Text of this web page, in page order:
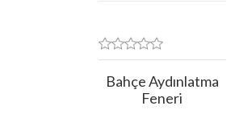
Bahçe Aydınlatma
Feneri